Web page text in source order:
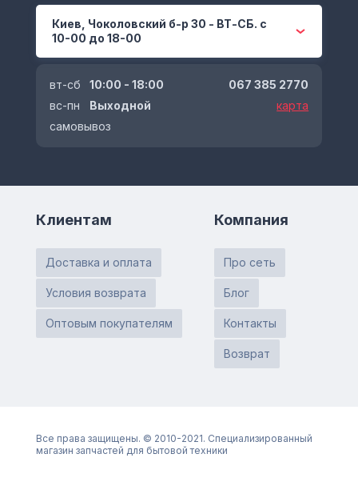
Киев, Чоколовский б-р 30 - ВТ-СБ. с
10-00 до 18-00
вт-сб
10:00 - 18:00
вс-пн
Выходной
самовывоз
067 385 2770
карта
Клиентам
Доставка и оплата
Условия возврата
Оптовым покупателям
Компания
Про сеть
Блог
Контакты
Возврат
Все права защищены. © 2010-2021. Специализированный
магазин запчастей для бытовой техники